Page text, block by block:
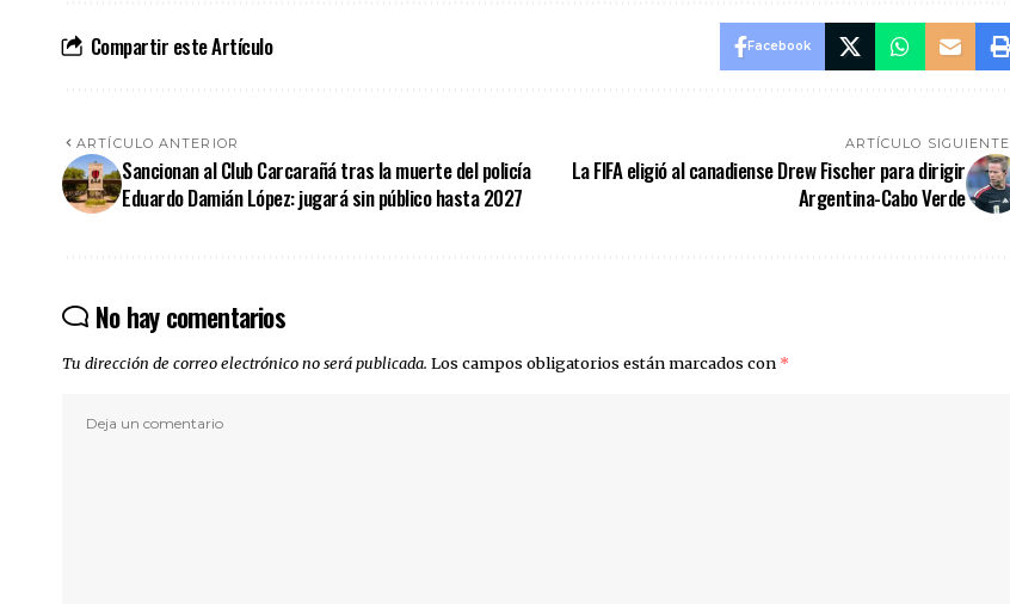
Compartir este Artículo Facebook
ARTÍCULO ANTERIOR
Sancionan al Club Carcarañá tras la muerte del policía
Eduardo Damián López: jugará sin público hasta 2027
ARTÍCULO SIGUIENTE
La FIFA eligió al canadiense Drew Fischer para dirigir
Argentina-Cabo Verde
No hay comentarios
Tu dirección de correo electrónico no será publicada. Los campos obligatorios están marcados con *